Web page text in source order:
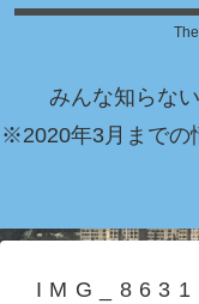
みんな知らな
※2020年3月までの
IMG_8631